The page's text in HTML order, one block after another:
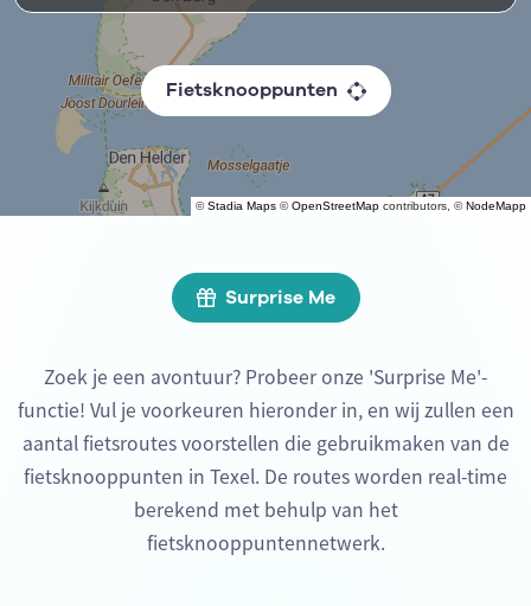
©Stadia Maps ©OpenStreetMap contributors, ©NodeMapp
Fietsknooppunten
Surprise Me
Zoek je een avontuur? Probeer onze 'Surprise Me'-
functie! Vul je voorkeuren hieronder in, en wij zullen een
aantal fietsroutes voorstellen die gebruikmaken van de
fietsknooppunten in Texel. De routes worden real-time
berekend met behulp van het
fietsknooppuntennetwerk.